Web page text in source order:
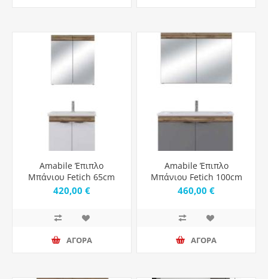
Amabile Έπιπλο
Μπάνιου Fetich 65cm
Violin White Matt
420,00 €
ΑΓΟΡΑ
Amabile Έπιπλο
Μπάνιου Fetich 100cm
Violin Grey Matt
460,00 €
ΑΓΟΡΑ